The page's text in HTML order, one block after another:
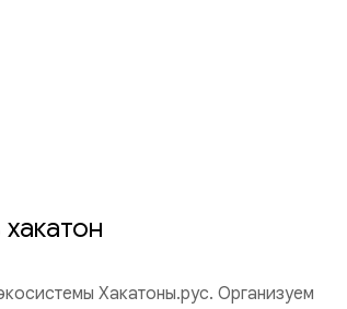
Хакатоны.рус. Организуем